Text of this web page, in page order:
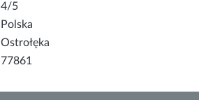
4/5
Polska
Ostrołęka
77861